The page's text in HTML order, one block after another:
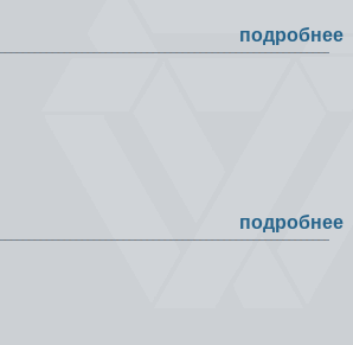
подробнее
подробнее